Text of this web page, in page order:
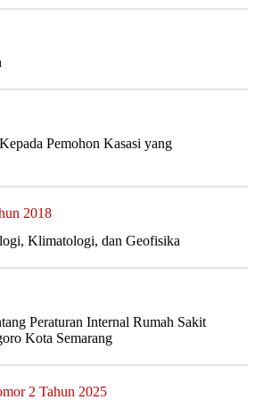
Pemohon Kasasi yang
2018
Klimatologi, dan Geofisika
Peraturan Internal Rumah Sakit
Kota Semarang
2 Tahun 2025